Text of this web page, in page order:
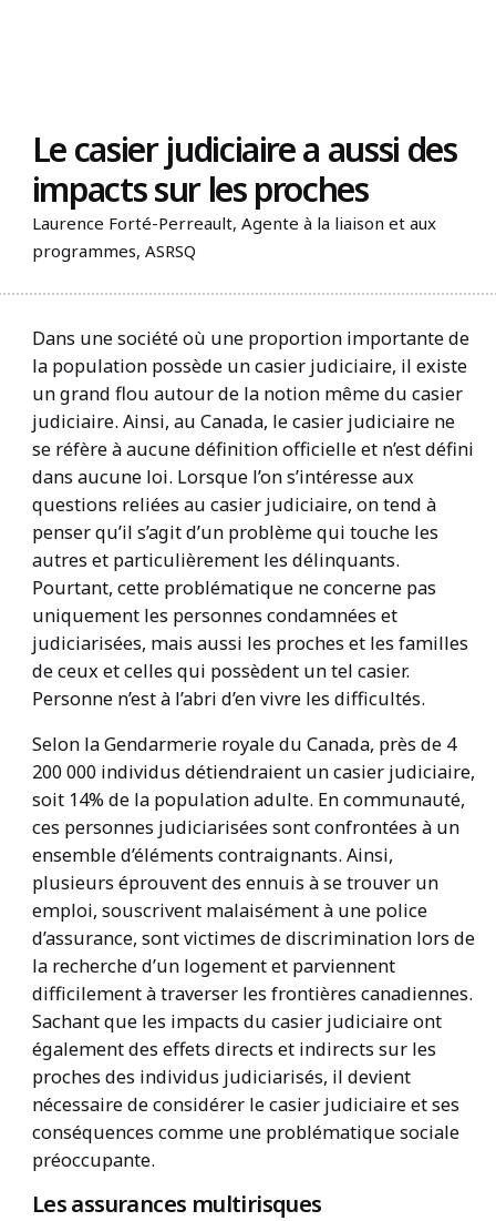
Le casier judiciaire a aussi des
impacts sur les proches
Laurence Forté-Perreault, Agente à la liaison et aux
programmes, ASRSQ
Dans une société où une proportion importante de
la population possède un casier judiciaire, il existe
un grand flou autour de la notion même du casier
judiciaire. Ainsi, au Canada, le casier judiciaire ne
se réfère à aucune définition officielle et n’est défini
dans aucune loi. Lorsque l’on s’intéresse aux
questions reliées au casier judiciaire, on tend à
penser qu’il s’agit d’un problème qui touche les
autres et particulièrement les délinquants.
Pourtant, cette problématique ne concerne pas
uniquement les personnes condamnées et
judiciarisées, mais aussi les proches et les familles
de ceux et celles qui possèdent un tel casier.
Personne n’est à l’abri d’en vivre les difficultés.
Selon la Gendarmerie royale du Canada, près de 4
200 000 individus détiendraient un casier judiciaire,
soit 14% de la population adulte. En communauté,
ces personnes judiciarisées sont confrontées à un
ensemble d’éléments contraignants. Ainsi,
plusieurs éprouvent des ennuis à se trouver un
emploi, souscrivent malaisément à une police
d’assurance, sont victimes de discrimination lors de
la recherche d’un logement et parviennent
difficilement à traverser les frontières canadiennes.
Sachant que les impacts du casier judiciaire ont
également des effets directs et indirects sur les
proches des individus judiciarisés, il devient
nécessaire de considérer le casier judiciaire et ses
conséquences comme une problématique sociale
préoccupante.
Les assurances multirisques